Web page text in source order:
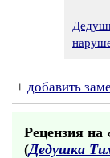
+ добавить
Рецензия на
(Дедушка